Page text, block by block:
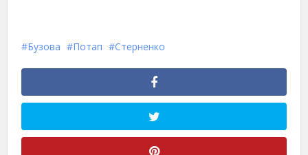
Бузова Потап Стерненко